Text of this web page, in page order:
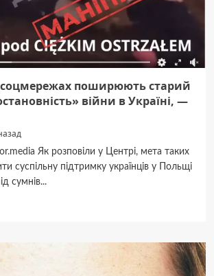
соцмережах поширюють старий
війни в Україні, —
Як розповіли у Центрі, мета таких
суспільну підтримку українців у Польщі
сумнів...